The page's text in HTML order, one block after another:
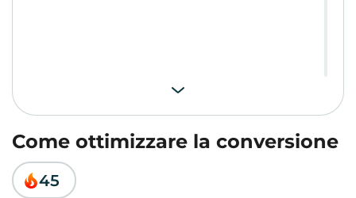
Come ottimizzare la conversione
45